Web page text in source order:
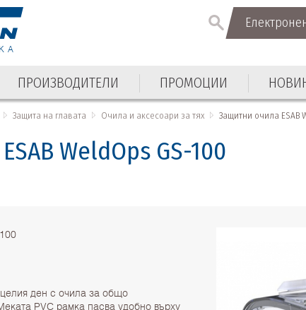
ПРОИЗВОДИТЕЛИ ПРОМОЦИИ
Защита на главата Очила и аксесоари за тях Защитни очила ESAB
WeldOps GS-100
ден с очила за общо
PVC рамка пасва удобно върху